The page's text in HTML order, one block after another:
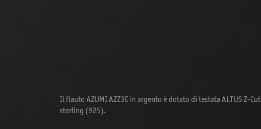
Il flauto AZUMI AZZ3E in argento è dotato di testata ALTUS Z-
sterling (925).